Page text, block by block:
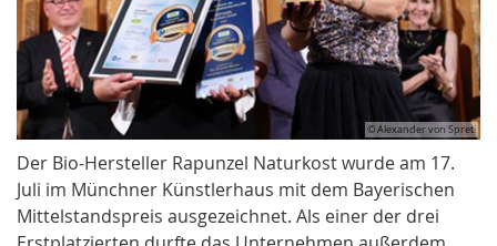
© Alexander von Spreti
Der Bio-Hersteller Rapunzel Naturkost wurde am 17.
Juli im Münchner Künstlerhaus mit dem Bayerischen
Mittelstandspreis ausgezeichnet. Als einer der drei